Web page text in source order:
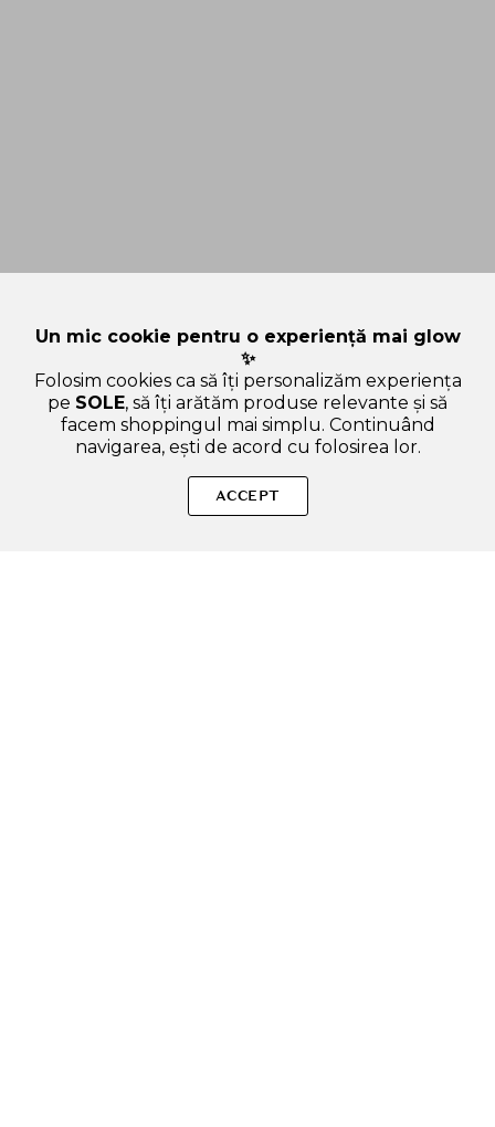
Mask Fit Aura Cushion - fond de ten cushion formulat cu acid
hialuronic si extracte naturale, care contribuie la hidratarea
Un mic cookie pentru o experiență mai glow
✨
Folosim cookies ca să îți personalizăm experiența
pe SOLE, să îți arătăm produse relevante și să
facem shoppingul mai simplu. Continuând
navigarea, ești de acord cu folosirea lor.
ACCEPT